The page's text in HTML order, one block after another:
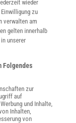
SHOP
wieder
zu
verwalten am
gelten innerhalb
unserer
Folgendes
zur
auf
und Inhalte,
Inhalten,
von